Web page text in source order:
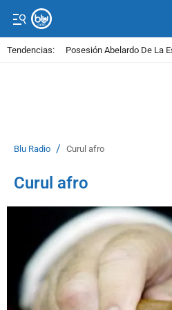
Tendencias: Posesión Abelardo De La
Blu Radio / Curul afro
Curul afro